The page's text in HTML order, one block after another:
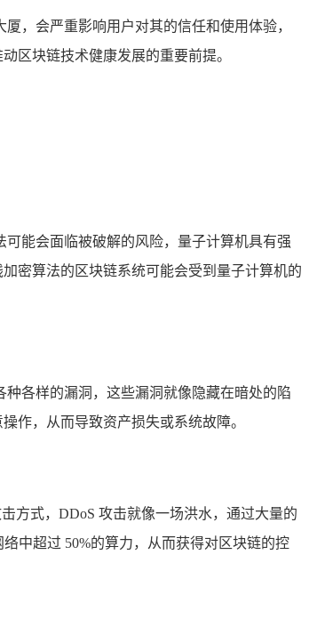
，会严重影响用户对其的信任和使用体验，
区块链技术健康发展的重要前提。
能会面临被破解的风险，量子计算机具有强
密算法的区块链系统可能会受到量子计算机的
各样的漏洞，这些漏洞就像隐藏在暗处的陷
作，从而导致资产损失或系统故障。
方式，DDoS 攻击就像一场洪水，通过大量的
中超过 50%的算力，从而获得对区块链的控